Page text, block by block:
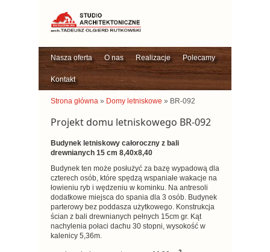
Nasza oferta O nas Realizacje Polecamy
Kontakt
Strona główna » Domy letniskowe » BR-092
Projekt domu letniskowego BR-092
Budynek letniskowy całoroczny z bali
drewnianych 15 cm 8,40x8,40
Budynek ten może posłużyć za bazę wypadową dla
czterech osób, które spędzą wspaniałe wakacje na
łowieniu ryb i wędzeniu w kominku. Na antresoli
dodatkowe miejsca do spania dla 3 osób. Budynek
parterowy bez poddasza użytkowego. Konstrukcja
ścian z bali drewnianych pełnych 15cm gr. Kąt
nachylenia połaci dachu 30 stopni, wysokość w
kalenicy 5,36m.